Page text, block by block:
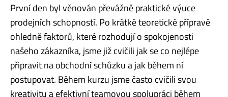
První den byl věnován převážně praktické výuce
prodejních schopností. Po krátké teoretické přípravě
ohledně faktorů, které rozhodují o spokojenosti
našeho zákazníka, jsme již cvičili jak se co nejlépe
připravit na obchodní schůzku a jak během ní
postupovat. Během kurzu jsme často cvičili svou
kreativitu a efektivní teamovou spolupráci během